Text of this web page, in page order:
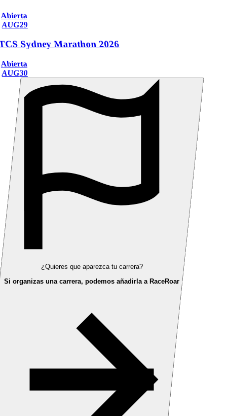
Abierta
AUG29
Sydney Marathon 2026
Abierta
AUG30
¿Quieres que aparezca tu carrera?
Si organizas una carrera, podemos añadirla a RaceRoar